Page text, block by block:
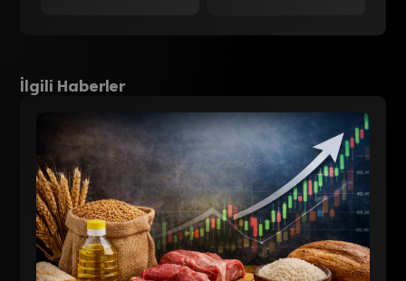
İlgili Haberler